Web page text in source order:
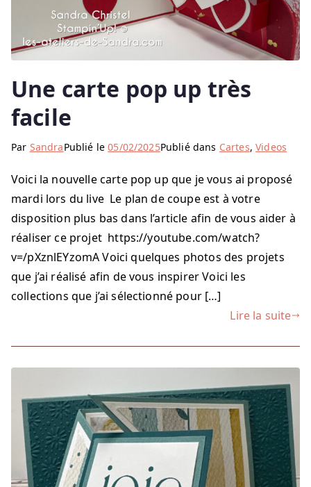
Une carte pop up très
facile
Par SandraPublié le05/02/2025Publié dans Cartes,Videos
Voici la nouvelle carte pop up que je vous ai proposé
mardi lors du live Le plan de coupe est à votre
disposition plus bas dans l’article afin de vous aider à
réaliser ce projet https://youtube.com/watch?
v=/pXznlEYzomA Voici quelques photos des projets
que j’ai réalisé afin de vous inspirer Voici les
collections que j’ai sélectionné pour […]
Lire la suite